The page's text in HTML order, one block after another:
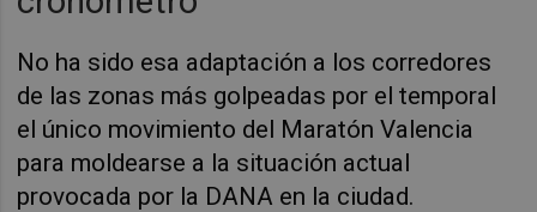
No ha sido esa adaptación a los corredores
de las zonas más golpeadas por el temporal
el único movimiento del Maratón Valencia
para moldearse a la situación actual
provocada por la DANA en la ciudad.